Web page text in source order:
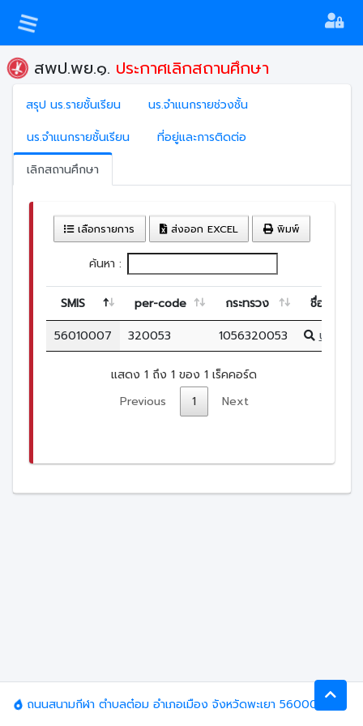
สพป.พย.๑. ประกาศเลิกสถานศึกษา
สรุป นร.รายชั้นเรียน
นร.จำแนกรายช่วงชั้น
นร.จำแนกรายชั้นเรียน
ที่อยู่และการติดต่อ
เลิกสถานศึกษา
เลือกรายการ ส่งออก EXCEL พิมพ์
ค้นหา :
SMIS per-code กระทรวง
ชื่อ (ไทย)
56010007
320053 1056320053 บ้านดอก
แสดง 1 ถึง 1 ของ 1 เร็คคอร์ด
Previous
1 Next
ถนนสนามกีฬา ตำบลต๋อม อำเภอเมือง จังหวัดพะเยา 56000